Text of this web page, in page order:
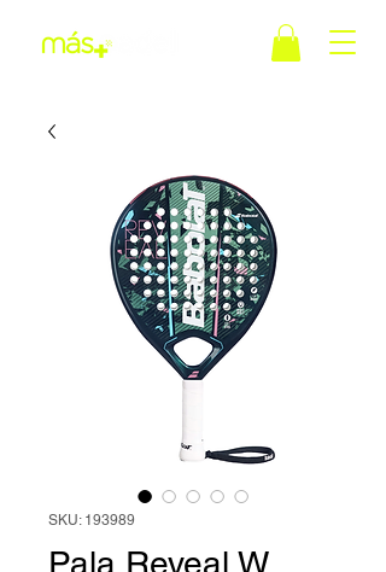
SKU: 193989
Pala Reveal W